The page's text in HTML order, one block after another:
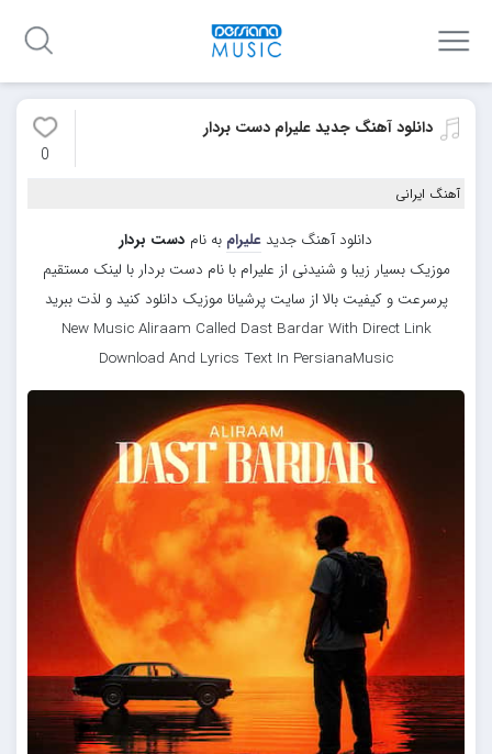
دانلود آهنگ جدید علیرام دست بردار
0
آهنگ ایرانی
دانلود آهنگ جدید علیرام به نام دست بردار
موزیک بسیار زیبا و شنیدنی از علیرام با نام دست بردار با لینک مستقیم
پرسرعت و کیفیت بالا از سایت پرشیانا موزیک دانلود کنید و لذت ببرید
New Music Aliraam Called Dast Bardar With Direct Link
Download And Lyrics Text In PersianaMusic